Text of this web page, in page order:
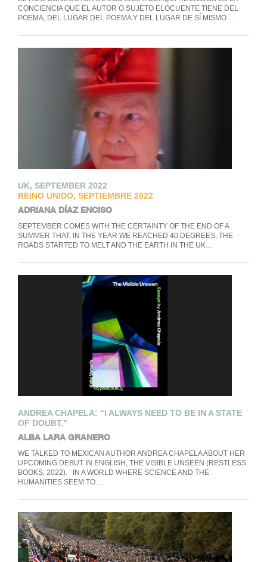
CONCIENCIA QUE EL AUTOR O SUJETO ELOCUENTE TIENE DEL
POEMA, DEL LUGAR DEL POEMA Y DEL LUGAR DE SÍ MISMO…
UK, SEPTEMBER 2022
REINO UNIDO, SEPTIEMBRE 2022
ADRIANA DÍAZ ENCISO
SEPTEMBER COMES WITH THE CERTAINTY OF THE END OF A
SUMMER THAT, IN THE YEAR WE REACHED 40 DEGREES, THE
ROADS STARTED TO MELT AND THE EARTH IN THE UK…
ANDREA CHAPELA: “I ALWAYS NEED TO BE IN A STATE
OF DOUBT.”
ALBA LARA GRANERO
WE TALKED TO MEXICAN AUTHOR ANDREA CHAPELA ABOUT HER
UPCOMING DEBUT IN ENGLISH, THE VISIBLE UNSEEN (RESTLESS
BOOKS, 2022). IN A WORLD WHERE SCIENCE AND THE
HUMANITIES SEEM TO…